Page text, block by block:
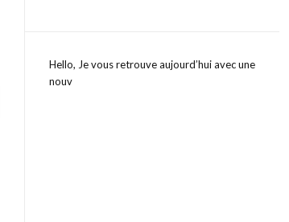
Hello, Je vous retrouve aujourd’hui avec une
nouv